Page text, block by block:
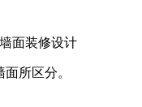
面装修设计
所区分。